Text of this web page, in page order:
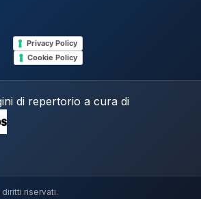
Privacy Policy
Cookie Policy
di repertorio a cura di
riservati.